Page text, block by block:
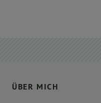
ÜBER MICH